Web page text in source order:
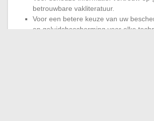
betrouwbare vakliteratuur.
Voor een betere keuze van uw
en geluidsbescherming voor elke